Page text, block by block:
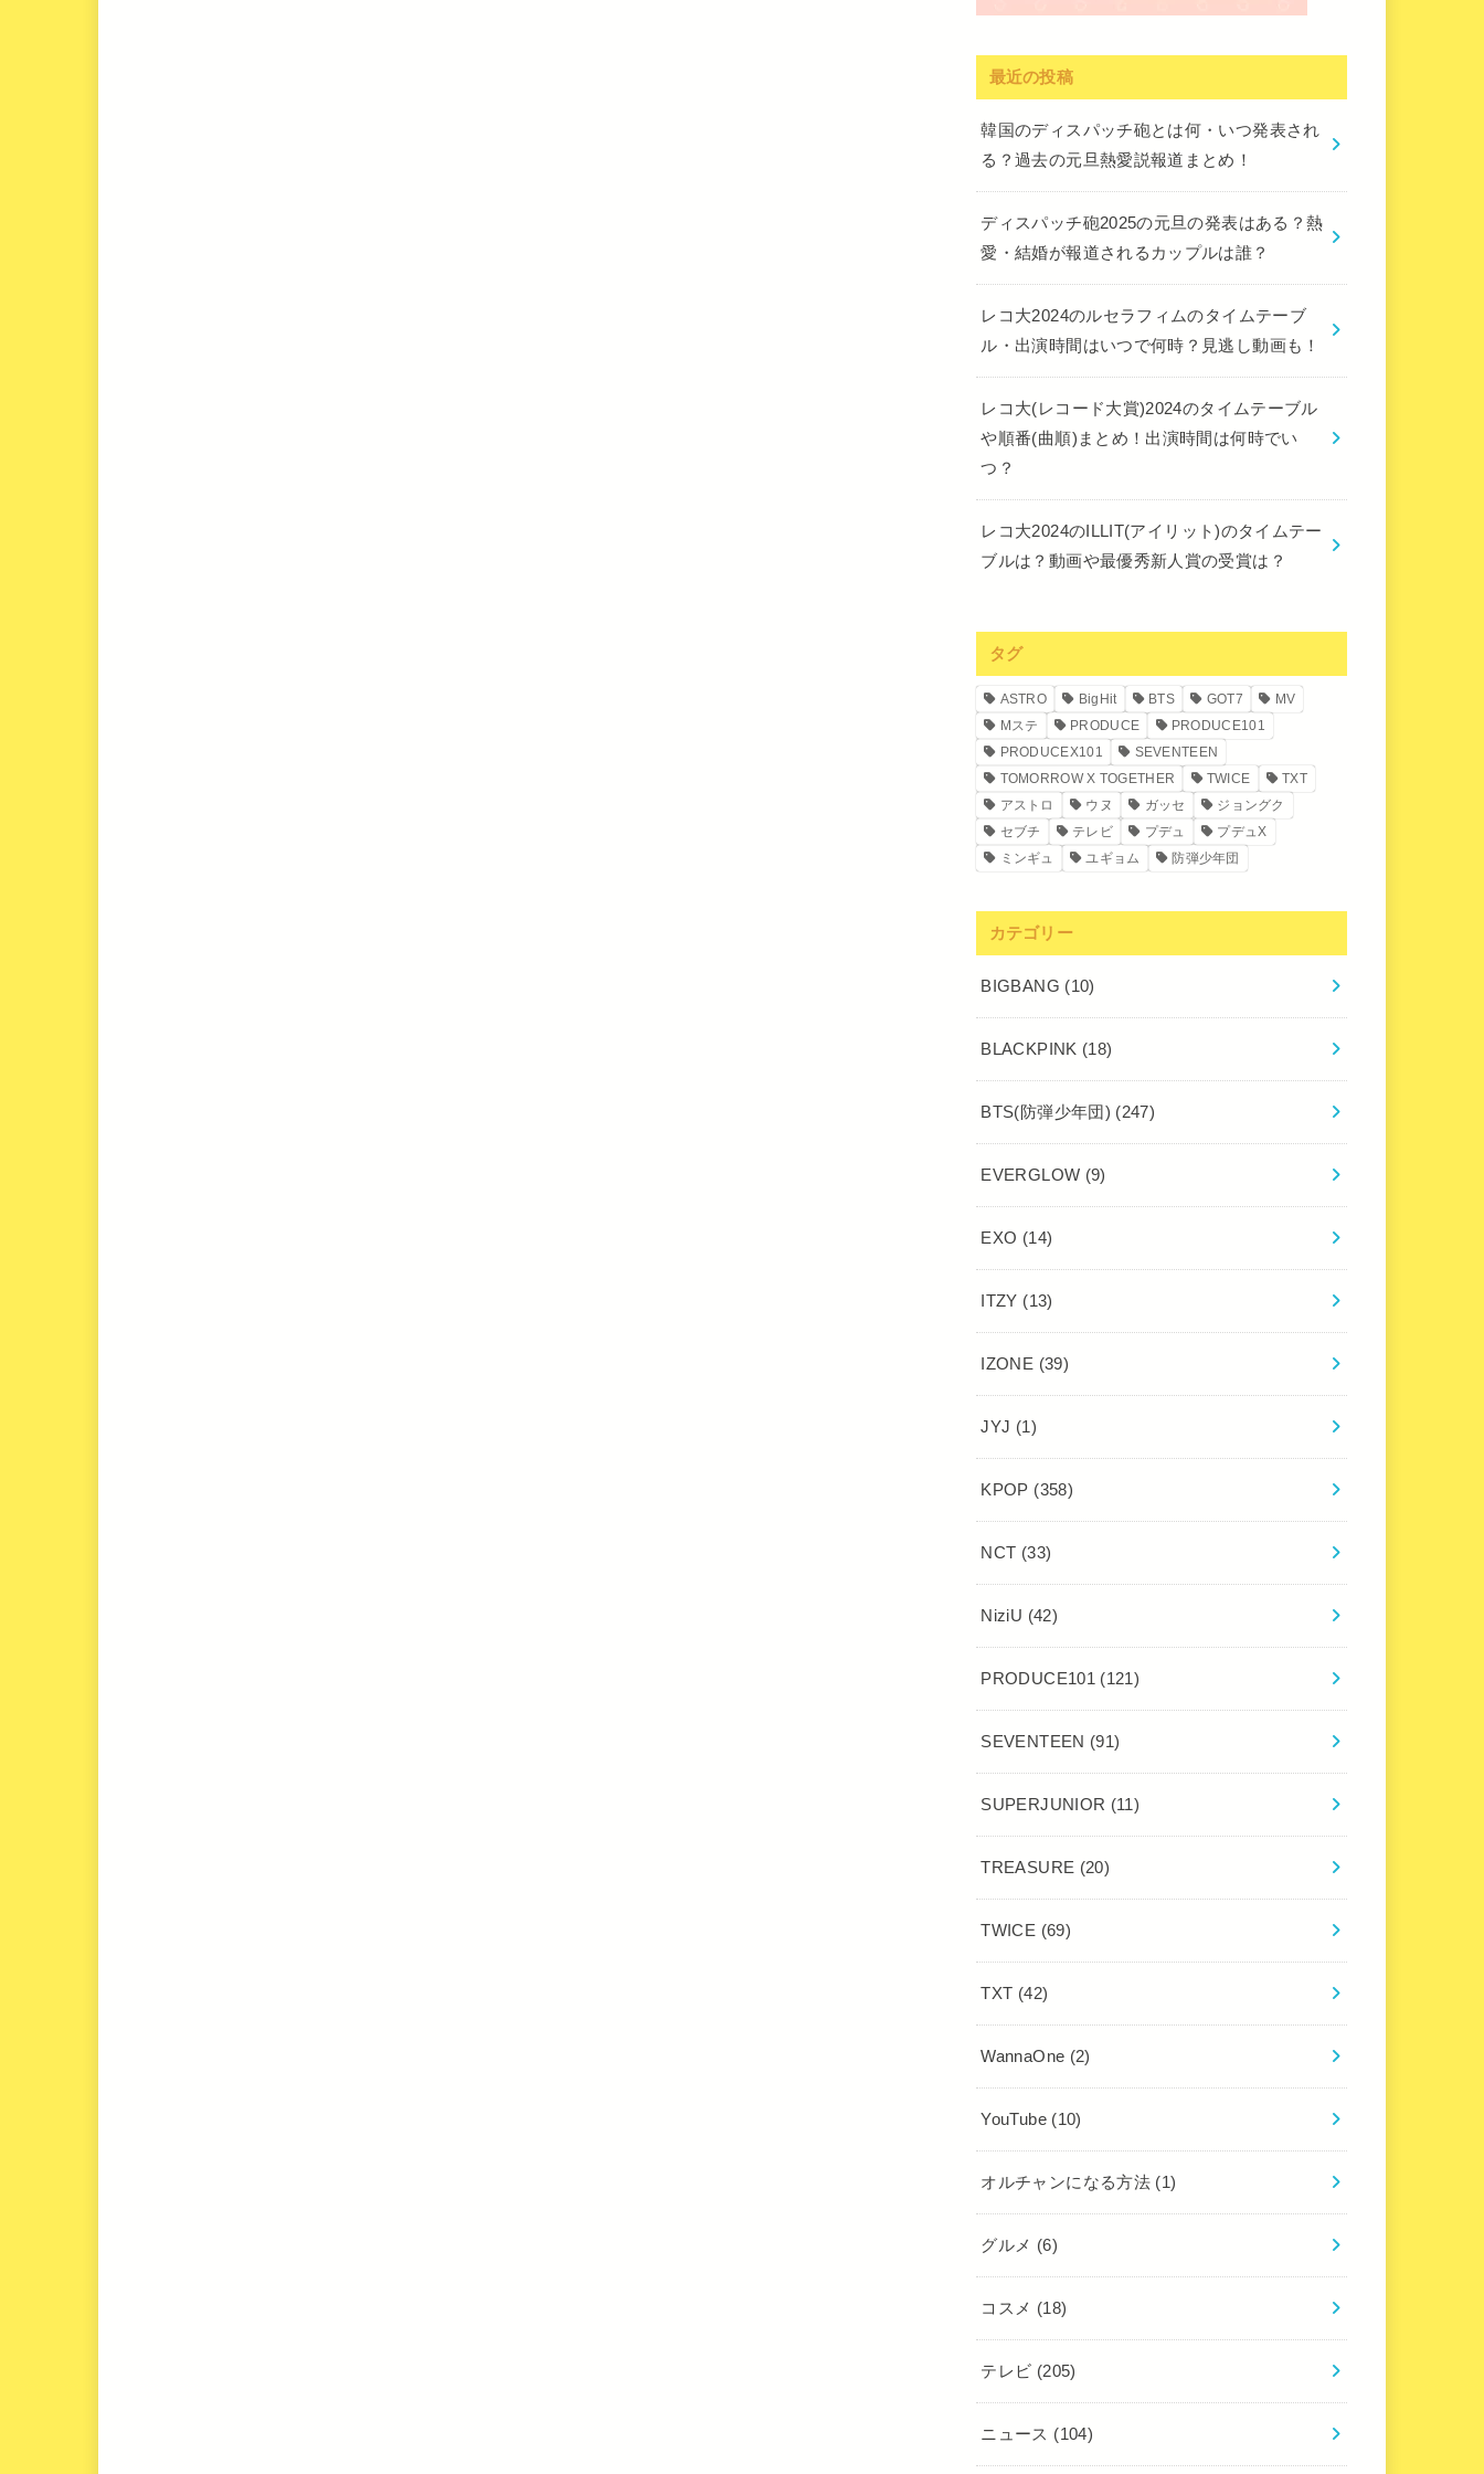
最近の投稿
韓国のディスパッチ砲とは何・いつ発表され
る？過去の元旦熱愛説報道まとめ！
ディスパッチ砲2025の元旦の発表はある？熱
愛・結婚が報道されるカップルは誰？
レコ大2024のルセラフィムのタイムテーブ
ル・出演時間はいつで何時？見逃し動画も！
レコ大(レコード大賞)2024のタイムテーブル
や順番(曲順)まとめ！出演時間は何時でい
つ？
レコ大2024のILLIT(アイリット)のタイムテー
ブルは？動画や最優秀新人賞の受賞は？
タグ
ASTRO BigHit BTS GOT7
MV
Mステ
PRODUCE
PRODUCE101
PRODUCEX101
SEVENTEEN
TOMORROW X TOGETHER
TWICE
TXT
アストロ
ウヌ ガッセ
ジョングク
セブチ
テレビ プデュ
プデュX
ミンギュ
ユギョム 防弾少年団
カテゴリー
BIGBANG (10)
BLACKPINK (18)
BTS(防弾少年団) (247)
EVERGLOW (9)
EXO (14)
ITZY (13)
IZONE (39)
JYJ (1)
KPOP (358)
NCT (33)
NiziU (42)
PRODUCE101 (121)
SEVENTEEN (91)
SUPERJUNIOR (11)
TREASURE (20)
TWICE (69)
TXT (42)
WannaOne (2)
YouTube (10)
オルチャンになる方法 (1)
グルメ (6)
コスメ (18)
テレビ (205)
ニュース (104)